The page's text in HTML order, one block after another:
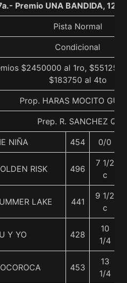
Premio UNA BANDIDA,
Pista Normal
Condicional
$2450000 al 1ro,
$183750 al 4to
Prop. HARAS MOCITO
Prep. R. SANCHEZ Q.
NIÑA 454 0/0
RISK 496
7 1/2
c
LAKE 441
9 1/2
c
Y YO 428
10
1/4
453
13
1/4